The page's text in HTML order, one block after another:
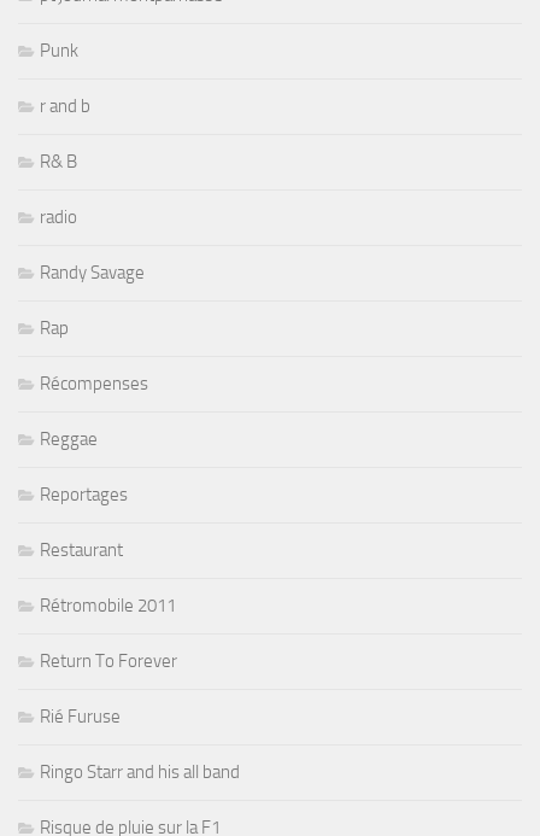
Punk
r and b
R& B
radio
Randy Savage
Rap
Récompenses
Reggae
Reportages
Restaurant
Rétromobile 2011
Return To Forever
Rié Furuse
Ringo Starr and his all band
Risque de pluie sur la F1